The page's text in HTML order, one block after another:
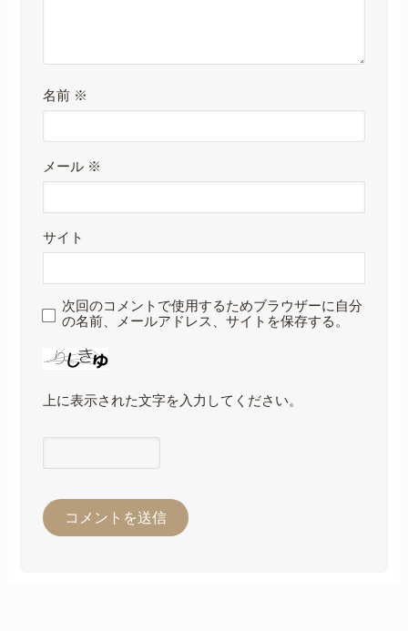
名前 ※
メール ※
サイト
次回のコメントで使用するためブラウザーに自分
の名前、メールアドレス、サイトを保存する。
上に表示された文字を入力してください。